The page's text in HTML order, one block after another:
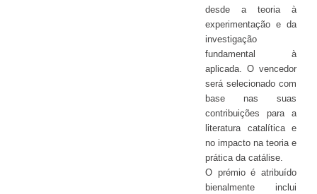
desde a teoria à
experimentação e da
investigação
fundamental à
aplicada. O vencedor
será selecionado com
base nas suas
contribuições para a
literatura catalítica e
no impacto na teoria e
prática da catálise.
O prémio é atribuído
bienalmente inclui